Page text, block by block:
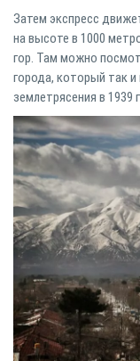
Затем экспресс
на высоте в 1000
гор. Там можно
города, который так и
землетрясения в 1939